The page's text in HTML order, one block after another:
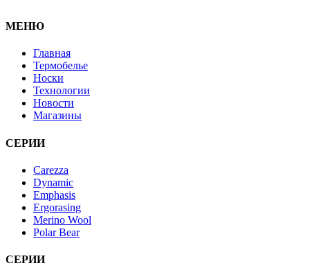
МЕНЮ
Главная
Термобелье
Носки
Технологии
Новости
Магазины
СЕРИИ
Carezza
Dynamic
Emphasis
Ergorasing
Merino Wool
Polar Bear
СЕРИИ